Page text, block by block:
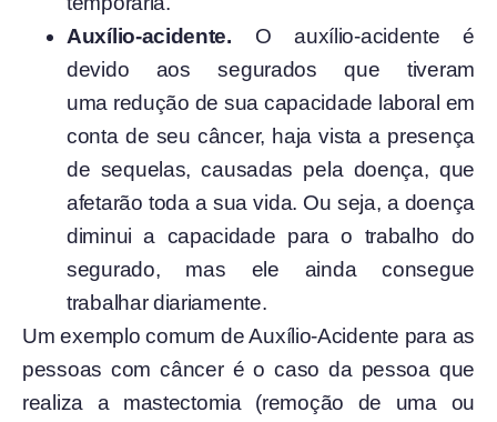
Auxílio-acidente. O auxílio-acidente é
devido aos segurados que tiveram
uma redução de sua capacidade laboral em
conta de seu câncer, haja vista a presença
de sequelas, causadas pela doença, que
afetarão toda a sua vida. Ou seja, a doença
diminui a capacidade para o trabalho do
segurado, mas ele ainda consegue
trabalhar diariamente.
Um exemplo comum de Auxílio-Acidente para as
pessoas com câncer é o caso da pessoa que
realiza a mastectomia (remoção de uma ou